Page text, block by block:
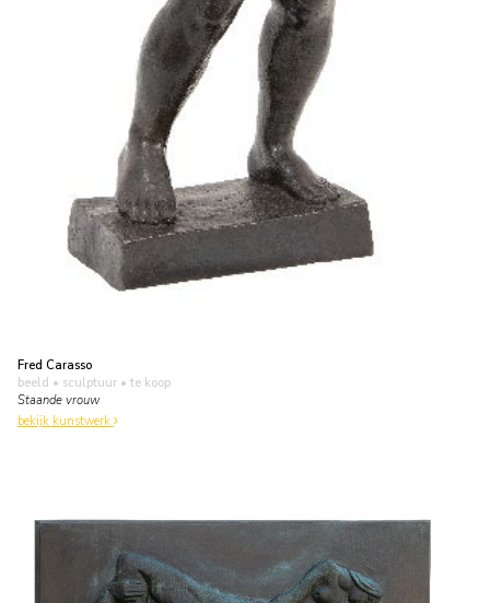
Fred Carasso
beeld • sculptuur • te koop
Staande vrouw
bekijk kunstwerk